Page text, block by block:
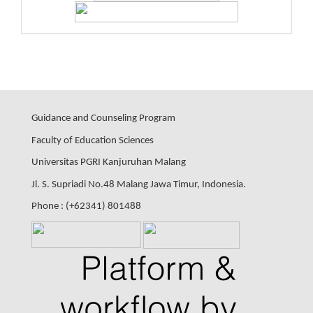
Guidance and Counseling Program
Faculty of Education Sciences
Universitas PGRI Kanjuruhan Malang
Jl. S. Supriadi No.48 Malang Jawa Timur, Indonesia.
Phone : (+62341) 801488